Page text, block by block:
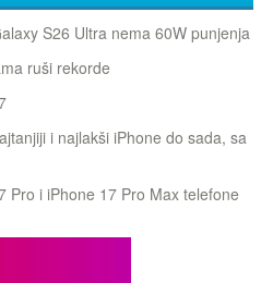
S26 Ultra nema 60W punjenja
ruši rekorde
i najlakši iPhone do sada, sa
Pro i iPhone 17 Pro Max telefone